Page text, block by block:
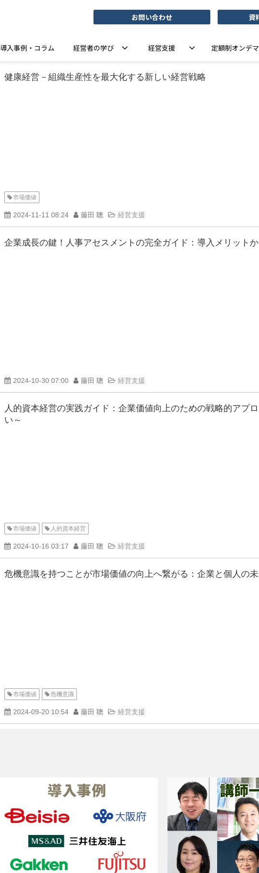
お問い合わせ 資
導入事例・コラム 経営者の学び 経営支援 定額制オンデ
健康経営－組織生産性を最大化する新しい経営戦略
市場価値
2024-11-11 08:24 藤田 聰 経営支援
企業成長の鍵！人事アセスメントの完全ガイド：導入メリット
2024-10-30 07:00 藤田 聰 経営支援
人的資本経営の実践ガイド：企業価値向上のための戦略的アプ
い～
市場価値 人的資本経営
2024-10-16 03:17 藤田 聰 経営支援
危機意識を持つことが市場価値の向上へ繋がる：企業と個人の
市場価値 危機意識
2024-09-20 10:54 藤田 聰 経営支援